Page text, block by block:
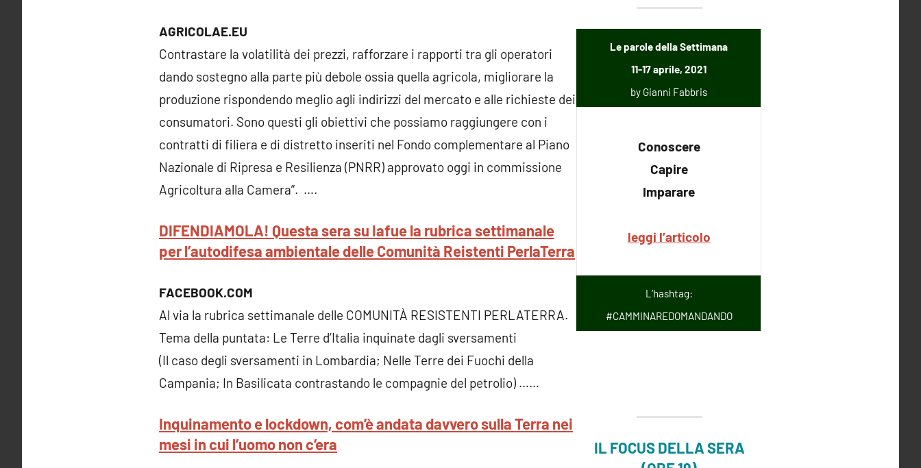
AGRICOLAE.EU
Contrastare la volatilità dei prezzi, rafforzare i rapporti tra gli operatori
dando sostegno alla parte più debole ossia quella agricola, migliorare la
produzione rispondendo meglio agli indirizzi del mercato e alle richieste dei
consumatori. Sono questi gli obiettivi che possiamo raggiungere con i
contratti di filiera e di distretto inseriti nel Fondo complementare al Piano
Nazionale di Ripresa e Resilienza (PNRR) approvato oggi in commissione
Agricoltura alla Camera”. ….
DIFENDIAMOLA! Questa sera su Iafue la rubrica settimanale
per l’autodifesa ambientale delle Comunità Reistenti PerlaTerra
FACEBOOK.COM
Al via la rubrica settimanale delle COMUNITÀ RESISTENTI PERLATERRA.
Tema della puntata: Le Terre d’Italia inquinate dagli sversamenti
(Il caso degli sversamenti in Lombardia; Nelle Terre dei Fuochi della
Campania; In Basilicata contrastando le compagnie del petrolio) ……
Inquinamento e lockdown, com’è andata davvero sulla Terra nei
mesi in cui l’uomo non c’era
Le parole della Settimana
11-17 aprile, 2021
by Gianni Fabbris
Conoscere
Capire
Imparare
leggi l’articolo
L’hashtag:
#CAMMINAREDOMANDANDO
IL FOCUS DELLA SERA